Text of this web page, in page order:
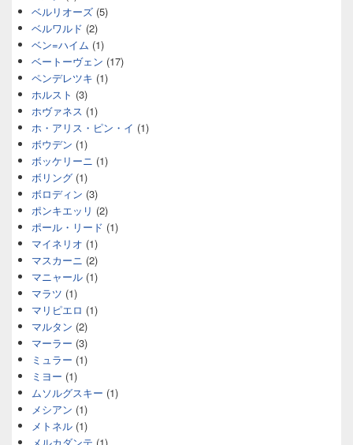
ベルリオーズ (5)
ベルワルド (2)
ベン=ハイム (1)
ベートーヴェン (17)
ペンデレツキ (1)
ホルスト (3)
ホヴァネス (1)
ホ・アリス・ピン・イ (1)
ボウデン (1)
ボッケリーニ (1)
ボリング (1)
ボロディン (3)
ポンキエッリ (2)
ポール・リード (1)
マイネリオ (1)
マスカーニ (2)
マニャール (1)
マラツ (1)
マリピエロ (1)
マルタン (2)
マーラー (3)
ミュラー (1)
ミヨー (1)
ムソルグスキー (1)
メシアン (1)
メトネル (1)